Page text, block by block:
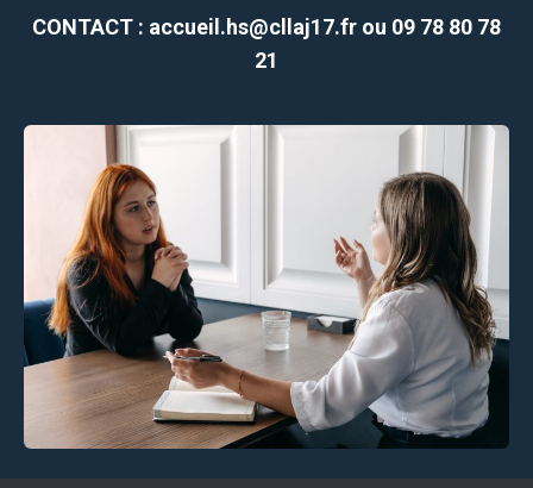
CONTACT : accueil.hs@cllaj17.fr ou 09 78 80 78
21